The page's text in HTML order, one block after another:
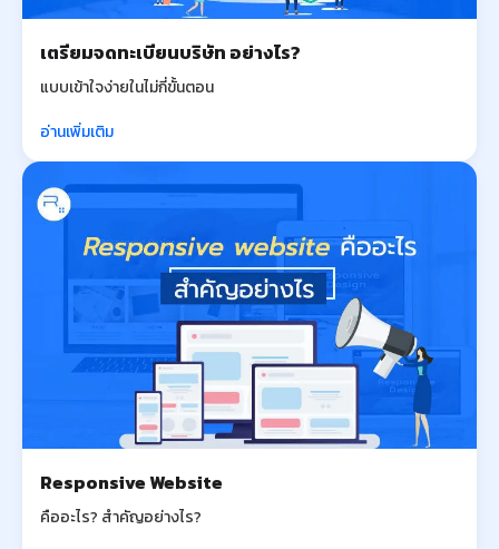
เตรียมจดทะเบียนบริษัท อย่างไร?
แบบเข้าใจง่ายในไม่กี่ขั้นตอน
อ่านเพิ่มเติม
Responsive Website
คืออะไร? สำคัญอย่างไร?